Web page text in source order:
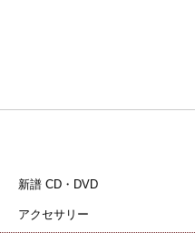
新譜 CD・DVD
アクセサリー